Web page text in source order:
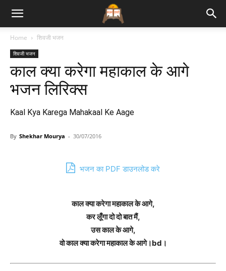
Bhajan
Lyrics
Home शिवजी भजन
शिवजी भजन
काल क्या करेगा महाकाल के आगे
भजन लिरिक्स
Kaal Kya Karega Mahakaal Ke Aage
By Shekhar Mourya - 30/07/2016
भजन का PDF डाउनलोड करे
काल क्या करेगा महाकाल के आगे,
कर लूँगा दो दो बात मैं,
उस काल के आगे,
वो काल क्या करेगा महाकाल के आगे।bd।